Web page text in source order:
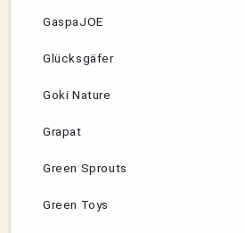
GaspaJOE
Glücksgäfer
Goki Nature
Grapat
Green Sprouts
Green Toys